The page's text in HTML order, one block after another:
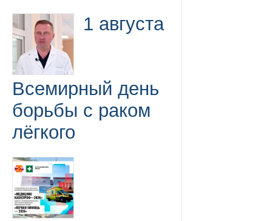
1 августа
Всемирный день
борьбы с раком
лёгкого